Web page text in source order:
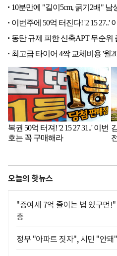
오늘의 핫뉴스
"증여세 7억 줄이는 법 있구먼
층
정부 "아파트 짓자", 시민 "안